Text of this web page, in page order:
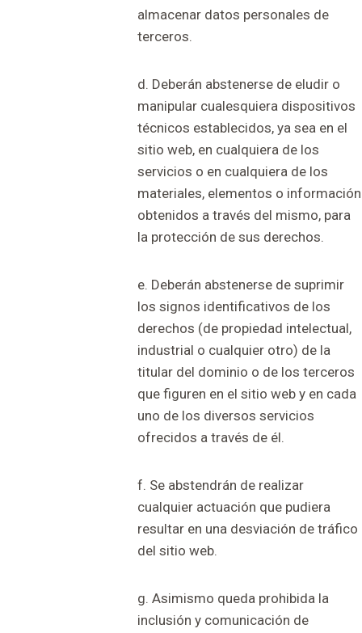
almacenar datos personales de
terceros.
d. Deberán abstenerse de eludir o
manipular cualesquiera dispositivos
técnicos establecidos, ya sea en el
sitio web, en cualquiera de los
servicios o en cualquiera de los
materiales, elementos o información
obtenidos a través del mismo, para
la protección de sus derechos.
e. Deberán abstenerse de suprimir
los signos identificativos de los
derechos (de propiedad intelectual,
industrial o cualquier otro) de la
titular del dominio o de los terceros
que figuren en el sitio web y en cada
uno de los diversos servicios
ofrecidos a través de él.
f. Se abstendrán de realizar
cualquier actuación que pudiera
resultar en una desviación de tráfico
del sitio web.
g. Asimismo queda prohibida la
inclusión y comunicación de